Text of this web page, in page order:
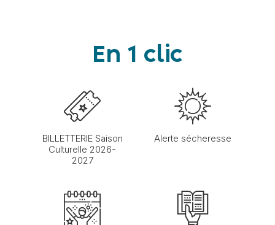
En 1 clic
BILLETTERIE Saison
Culturelle 2026-
2027
Alerte sécheresse